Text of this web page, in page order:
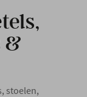
&
stoelen,